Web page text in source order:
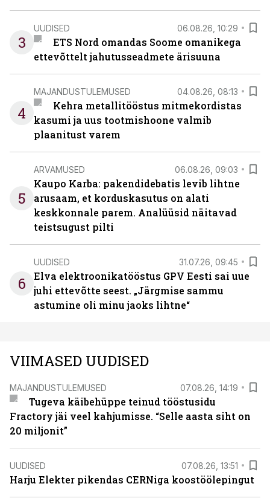
3
UUDISED 06.08.26, 10:29
ETS Nord omandas Soome omanikega
ettevõttelt jahutusseadmete ärisuuna
4
MAJANDUSTULEMUSED 04.08.26, 08:13
Kehra metallitööstus mitmekordistas
kasumi ja uus tootmishoone valmib
plaanitust varem
5
ARVAMUSED 06.08.26, 09:03
Kaupo Karba: pakendidebatis levib lihtne
arusaam, et korduskasutus on alati
keskkonnale parem. Analüüsid näitavad
teistsugust pilti
6
UUDISED 31.07.26, 09:45
Elva elektroonikatööstus GPV Eesti sai uue
juhi ettevõtte seest. „Järgmise sammu
astumine oli minu jaoks lihtne“
VIIMASED UUDISED
MAJANDUSTULEMUSED 07.08.26, 14:19
Tugeva käibehüppe teinud tööstusidu
Fractory jäi veel kahjumisse. “Selle aasta siht on
20 miljonit”
UUDISED 07.08.26, 13:51
Harju Elekter pikendas CERNiga koostöölepingut